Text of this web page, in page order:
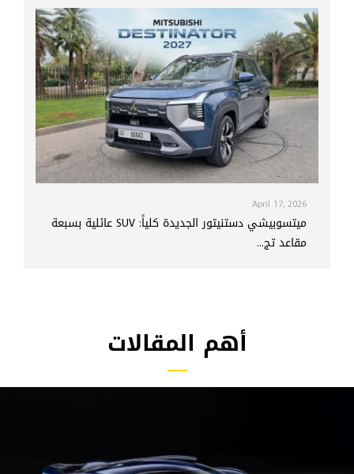
April 17, 2026
ميتسوبيشي دستنيتور الجديدة كلياً: SUV عائلية بسبعة
مقاعد تج...
أهم المقالات